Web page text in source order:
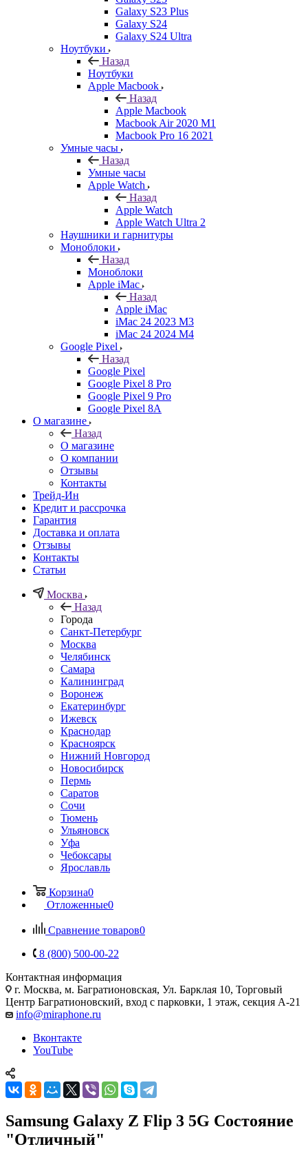
Galaxy S23 Plus
Galaxy S24
Galaxy S24 Ultra
Ноутбуки
Назад
Ноутбуки
Apple Macbook
Назад
Apple Macbook
Macbook Air 2020 M1
Macbook Pro 16 2021
Умные часы
Назад
Умные часы
Apple Watch
Назад
Apple Watch
Apple Watch Ultra 2
Наушники и гарнитуры
Моноблоки
Назад
Моноблоки
Apple iMac
Назад
Apple iMac
iMac 24 2023 M3
iMac 24 2024 M4
Google Pixel
Назад
Google Pixel
Google Pixel 8 Pro
Google Pixel 9 Pro
Google Pixel 8A
О магазине
Назад
О магазине
О компании
Отзывы
Контакты
Трейд-Ин
Кредит и рассрочка
Гарантия
Доставка и оплата
Отзывы
Контакты
Статьи
Москва
Назад
Города
Санкт-Петербург
Москва
Челябинск
Самара
Калининград
Воронеж
Екатеринбург
Ижевск
Краснодар
Красноярск
Нижний Новгород
Новосибирск
Пермь
Саратов
Сочи
Тюмень
Ульяновск
Уфа
Чебоксары
Ярославль
Корзина0
Отложенные0
Сравнение товаров0
8 (800) 500-00-22
Контактная информация
г. Москва, м. Багратионовская, Ул. Барклая 10, Торговый
Центр Багратионовский, вход с парковки, 1 этаж, секция А-21
info@miraphone.ru
Вконтакте
YouTube
Samsung Galaxy Z Flip 3 5G Состояние
"Отличный"